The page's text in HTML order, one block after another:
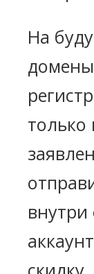
На
только
внутри